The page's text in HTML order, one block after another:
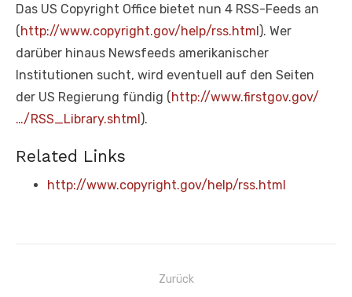
Das US Copyright Office bietet nun 4 RSS-Feeds an
(http://www.copyright.gov/help/rss.html). Wer
darüber hinaus Newsfeeds amerikanischer
Institutionen sucht, wird eventuell auf den Seiten
der US Regierung fündig (http://www.firstgov.gov/
…/RSS_Library.shtml).
Related Links
http://www.copyright.gov/help/rss.html
Beitragsnavigation
Zurück